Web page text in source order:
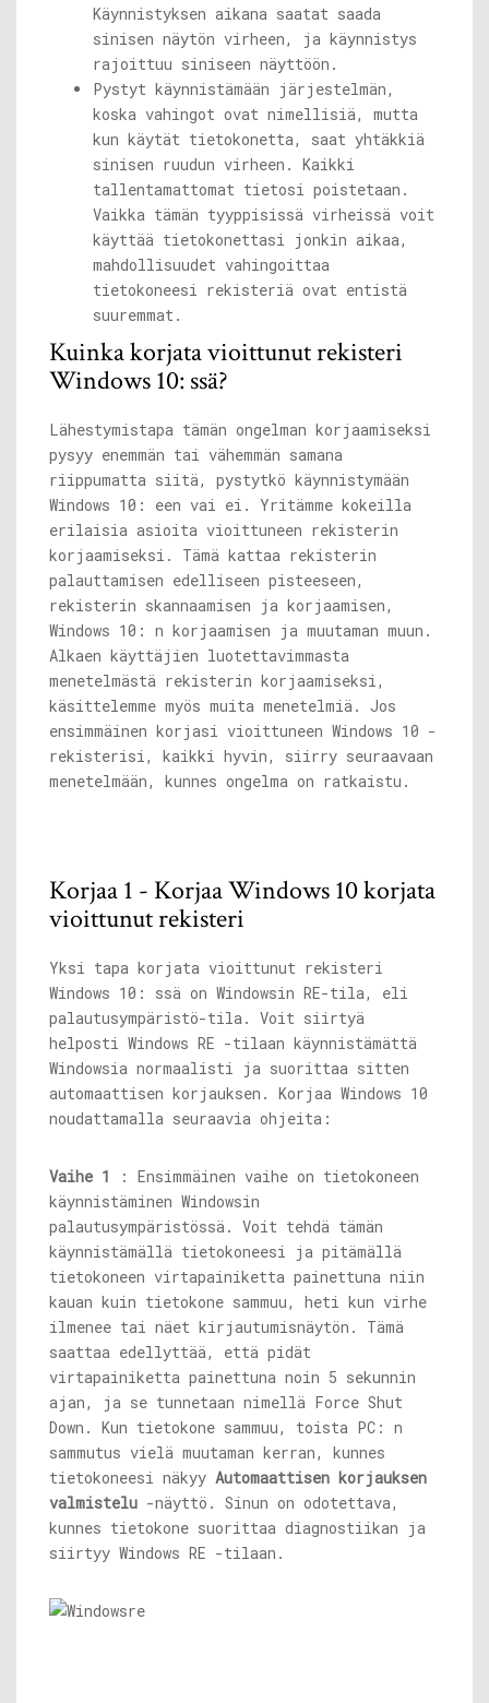
Käynnistyksen aikana saatat saada
sinisen näytön virheen, ja käynnistys
rajoittuu siniseen näyttöön.
Pystyt käynnistämään järjestelmän,
koska vahingot ovat nimellisiä, mutta
kun käytät tietokonetta, saat yhtäkkiä
sinisen ruudun virheen. Kaikki
tallentamattomat tietosi poistetaan.
Vaikka tämän tyyppisissä virheissä voit
käyttää tietokonettasi jonkin aikaa,
mahdollisuudet vahingoittaa
tietokoneesi rekisteriä ovat entistä
suuremmat.
Kuinka korjata vioittunut rekisteri
Windows 10: ssä?
Lähestymistapa tämän ongelman korjaamiseksi
pysyy enemmän tai vähemmän samana
riippumatta siitä, pystytkö käynnistymään
Windows 10: een vai ei. Yritämme kokeilla
erilaisia ​​asioita vioittuneen rekisterin
korjaamiseksi. Tämä kattaa rekisterin
palauttamisen edelliseen pisteeseen,
rekisterin skannaamisen ja korjaamisen,
Windows 10: n korjaamisen ja muutaman muun.
Alkaen käyttäjien luotettavimmasta
menetelmästä rekisterin korjaamiseksi,
käsittelemme myös muita menetelmiä. Jos
ensimmäinen korjasi vioittuneen Windows 10 -
rekisterisi, kaikki hyvin, siirry seuraavaan
menetelmään, kunnes ongelma on ratkaistu.
Korjaa 1 - Korjaa Windows 10 korjata
vioittunut rekisteri
Yksi tapa korjata vioittunut rekisteri
Windows 10: ssä on Windowsin RE-tila, eli
palautusympäristö-tila. Voit siirtyä
helposti Windows RE -tilaan käynnistämättä
Windowsia normaalisti ja suorittaa sitten
automaattisen korjauksen. Korjaa Windows 10
noudattamalla seuraavia ohjeita:
Vaihe 1
: Ensimmäinen vaihe on tietokoneen
käynnistäminen Windowsin
palautusympäristössä. Voit tehdä tämän
käynnistämällä tietokoneesi ja pitämällä
tietokoneen virtapainiketta painettuna niin
kauan kuin tietokone sammuu, heti kun virhe
ilmenee tai näet kirjautumisnäytön. Tämä
saattaa edellyttää, että pidät
virtapainiketta painettuna noin 5 sekunnin
ajan, ja se tunnetaan nimellä Force Shut
Down. Kun tietokone sammuu, toista PC: n
sammutus vielä muutaman kerran, kunnes
tietokoneesi näkyy Automaattisen korjauksen
valmistelu -näyttö. Sinun on odotettava,
kunnes tietokone suorittaa diagnostiikan ja
siirtyy Windows RE -tilaan.